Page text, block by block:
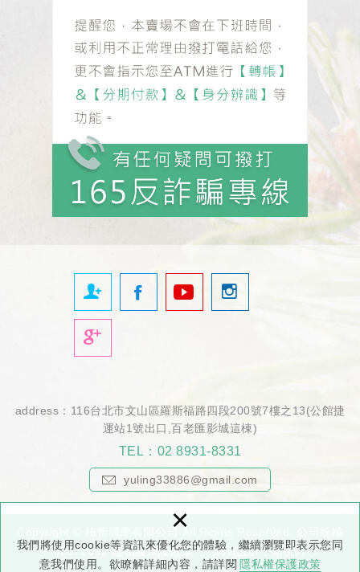
我們將使用cookie等資訊來優化您的體驗，繼續瀏覽即表示您同
意我們使用。欲瞭解詳細內容，請詳閱 隱私權保護政策
×
address：116台北市文山區羅斯福路四段200號7樓之13(公館捷
運站1號出口,百老匯影城這棟)
TEL： 02 8931-8331
m
yuling33886@gmail.com
Copyright © 栯忻國際有限公司 All Rights Reserved. 公司統編
90372092 隱私權保護政策 網頁設計: 新視野